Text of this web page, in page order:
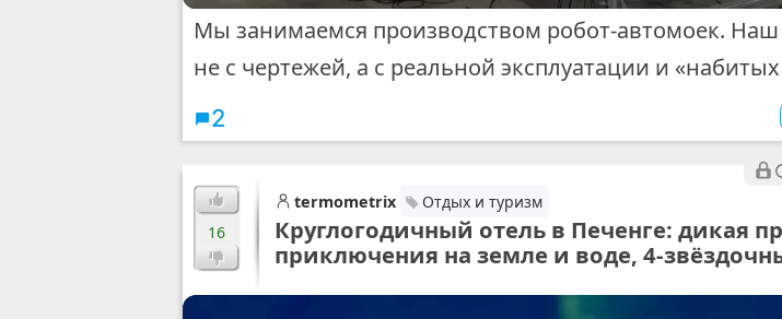
Мы занимаемся производством робот-автомоек. Наш
не с чертежей, а с реальной эксплуатации и
2
16
termometrix Отдых и туризм
Круглогодичный отель в Печенге: дикая
приключения на земле и воде, 4-